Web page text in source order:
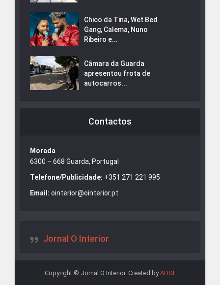
Chico da Tina, Wet Bed
Gang, Calema, Nuno
Ribeiro e...
Câmara da Guarda
apresentou frota de
autocarros...
Contactos
Morada
6300 – 668 Guarda, Portugal
Telefone/Publicidade: +351 271 221 995
Email: ointerior@ointerior.pt
Jornal O Interior
Copyright © Jornal O Interior. Created byADSI